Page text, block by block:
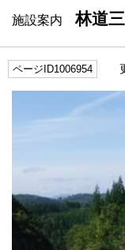
施設案内林道
ページID1006954